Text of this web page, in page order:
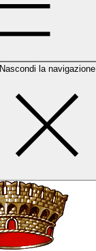
Nascondi la navigazione